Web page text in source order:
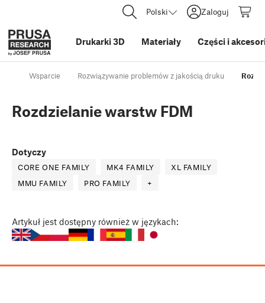
Polski Zaloguj
Drukarki 3D Materiały Części i
Wsparcie Rozwiązywanie problemów z jakością druku
Rozdzielanie warstw FDM
Dotyczy
CORE ONE FAMILY MK4 FAMILY
XL FAMILY
MMU FAMILY
PRO FAMILY +
Artykuł jest dostępny również w językach: